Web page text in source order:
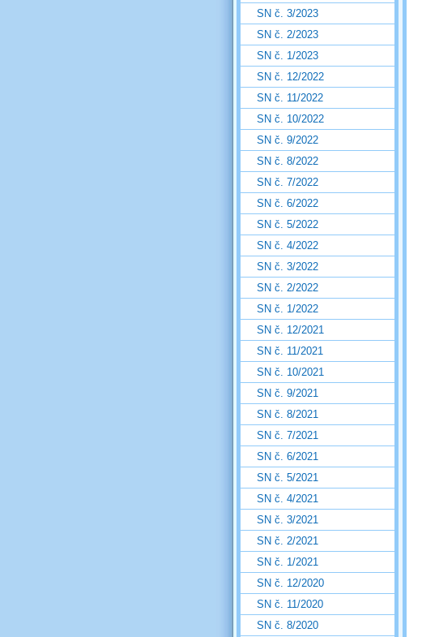
SN č. 3/2023
SN č. 2/2023
SN č. 1/2023
SN č. 12/2022
SN č. 11/2022
SN č. 10/2022
SN č. 9/2022
SN č. 8/2022
SN č. 7/2022
SN č. 6/2022
SN č. 5/2022
SN č. 4/2022
SN č. 3/2022
SN č. 2/2022
SN č. 1/2022
SN č. 12/2021
SN č. 11/2021
SN č. 10/2021
SN č. 9/2021
SN č. 8/2021
SN č. 7/2021
SN č. 6/2021
SN č. 5/2021
SN č. 4/2021
SN č. 3/2021
SN č. 2/2021
SN č. 1/2021
SN č. 12/2020
SN č. 11/2020
SN č. 8/2020